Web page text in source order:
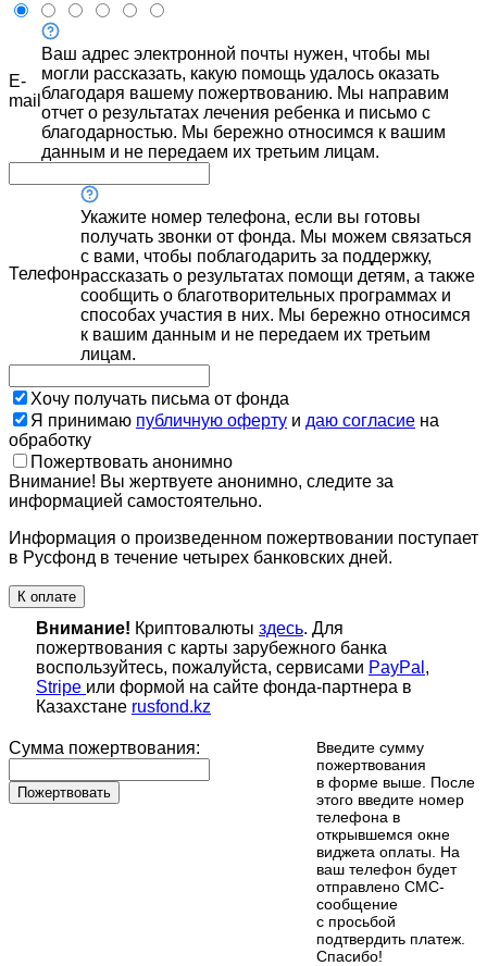
E-
mail
Ваш адрес электронной почты нужен, чтобы мы
могли рассказать, какую помощь удалось оказать
благодаря вашему пожертвованию. Мы направим
отчет о результатах лечения ребенка и письмо с
благодарностью. Мы бережно относимся к вашим
данным и не передаем их третьим лицам.
Телефон
Укажите номер телефона, если вы готовы
получать звонки от фонда. Мы можем связаться
с вами, чтобы поблагодарить за поддержку,
рассказать о результатах помощи детям, а также
сообщить о благотворительных программах и
способах участия в них. Мы бережно относимся
к вашим данным и не передаем их третьим
лицам.
Хочу получать письма от фонда
Я принимаю публичную оферту и даю согласие на
обработку
Пожертвовать анонимно
Внимание! Вы жертвуете анонимно, следите за
информацией самостоятельно.
Информация о произведенном пожертвовании поступает
в Русфонд в течение четырех банковских дней.
К оплате
Внимание! Криптовалюты здесь. Для
пожертвования с карты зарубежного банка
воспользуйтесь, пожалуйста, сервисами PayPal ,
Stripe или формой на сайте фонда-партнера в
Казахстане rusfond.kz
Сумма пожертвования:
Пожертвовать
Введите сумму
пожертвования
в форме выше. После
этого введите номер
телефона в
открывшемся окне
виджета оплаты. На
ваш телефон будет
отправлено СМС-
сообщение
с просьбой
подтвердить платеж.
Cпасибо!